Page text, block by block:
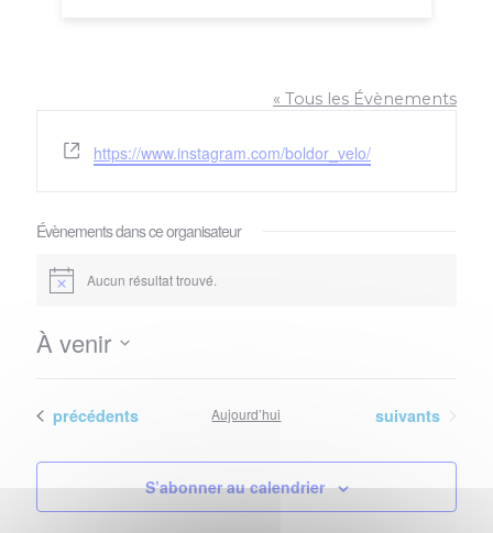
« Tous les Évènements
Site
web
https://www.instagram.com/boldor_velo/
Évènements dans ce organisateur
Notice Aucun résultat trouvé.
À venir
date.Évènements
précédents Aujourd’hui Évènements
suivants
S’abonner au calendrier